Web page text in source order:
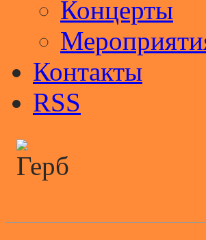
Концерты
Контакты
RSS